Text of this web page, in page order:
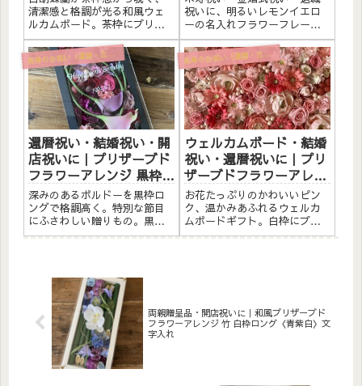
清潔感と格調が光る和風ウェ
ルカムボード。茶枠にプリザ
ーブドフラワーと素材をたっ
ぷりアレンジしました。アク
リルプレートへのメッセージ
入れ無料。自立するので壁か
けでも置き型でも飾れます。
こんな方へ和風ウェルカムボ
ードと...
エロー〉白文字入れ
祝いに、明るいレモンイエロ
ーの名入れフラワーフレー
ム。大切な節目のお祝いに贈
りたい、プリザーブドフラワ
ーを使ったウッドフレームア
レンジです。白枠の中にレモ
ンイエローやオレンジ、やわ
らかなホワイト系のお花をた
っぷり詰...
長寿のお祝い（還暦・古希・喜寿・米寿）
還暦祝い・結婚祝い・開
店祝いに｜プリザーブド
フラワーアレンジ 黒枠ロ
ング〈ボルドー〉文字入
れ
深みのあるボルドーを黒枠ロ
ングで格調高く。特別な節目
にふさわしい贈りもの。黒枠
にプリザーブドフラワーと造
ので壁かけでも置き型でも飾
れます。こんな方へ還暦祝い
（60...
長寿のお祝い（還暦・古希・喜寿・米寿）
ウェルカムボード・結婚
祝い・還暦祝いに｜プリ
ザーブドフラワーアレン
ジ 白枠〈ピンク〉文字入
れ
お花たっぷりのかわいいピン
ク、温かみあふれるウェルカ
ムボードギフト。白枠にプリ
ザーブドフラワーと造花をた
ードとし...
両親贈呈品・開店祝いに｜和風プリザーブド
フラワーアレンジ 竹 白枠ロング〈青紫白〉文
字入れ